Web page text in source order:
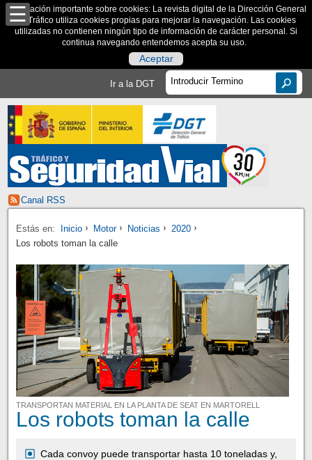
Información importante sobre cookies: La revista digital de la Dirección General
de Tráfico utiliza cookies propias para mejorar la navegación. Las cookies
utilizadas no contienen ningún tipo de información de carácter personal. Si
continua navegando entendemos acepta su uso.
Aceptar
Ir a la DGT
Canal RSS
Estás en: Inicio Motor Noticias
2020
Los robots toman la calle
TRANSPORTAN MATERIAL EN LA PLANTA DE SEAT EN MARTORELL
Los robots toman la calle
Cada convoy puede transportar hasta 10 toneladas y,